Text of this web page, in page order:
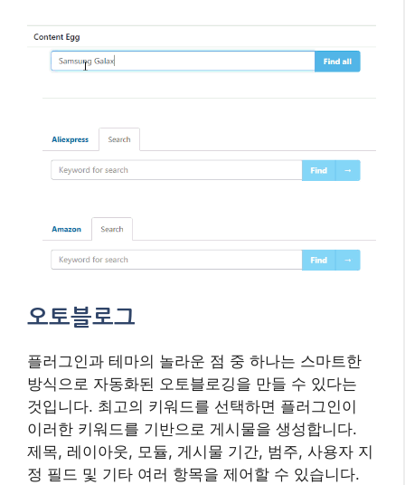
오토블로그
플러그인과 테마의 놀라운 점 중 하나는 스마트한
방식으로 자동화된 오토블로깅을 만들 수 있다는
것입니다. 최고의 키워드를 선택하면 플러그인이
이러한 키워드를 기반으로 게시물을 생성합니다.
제목, 레이아웃, 모듈, 게시물 기간, 범주, 사용자 지
정 필드 및 기타 여러 항목을 제어할 수 있습니다.